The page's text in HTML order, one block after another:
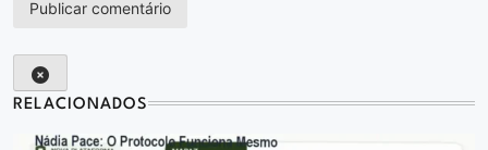
RELACIONADOS